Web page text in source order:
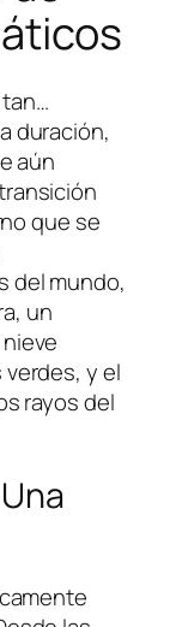
duración,
aún
que se
del mundo,
un
y el
rayos del